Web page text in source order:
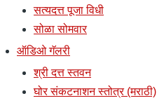
सत्यदत्त पूजा विधी
सोळा सोमवार
ऑडिओ गॅलरी
श्री दत्त स्तवन
घोर संकटनाशन स्तोत्र (मराठी)